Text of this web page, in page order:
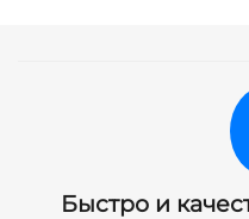
Быстро и